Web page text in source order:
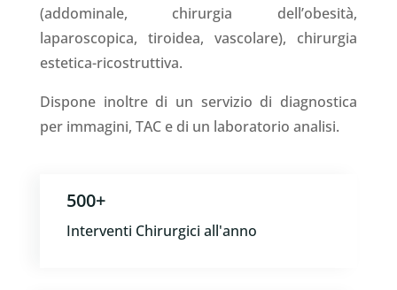
(addominale, chirurgia dell’obesità,
laparoscopica, tiroidea, vascolare), chirurgia
estetica-ricostruttiva.
Dispone inoltre di un servizio di diagnostica
per immagini, TAC e di un laboratorio analisi.
500+
Interventi Chirurgici all'anno